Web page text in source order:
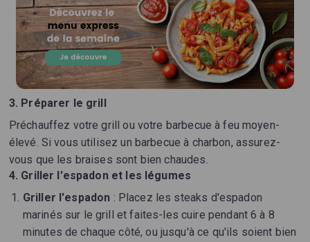
3. Préparer le grill
Préchauffez votre grill ou votre barbecue à feu moyen-
élevé. Si vous utilisez un barbecue à charbon, assurez-
vous que les braises sont bien chaudes.
4. Griller l'espadon et les légumes
Griller l'espadon : Placez les steaks d'espadon
marinés sur le grill et faites-les cuire pendant 6 à 8
minutes de chaque côté, ou jusqu'à ce qu'ils soient bien